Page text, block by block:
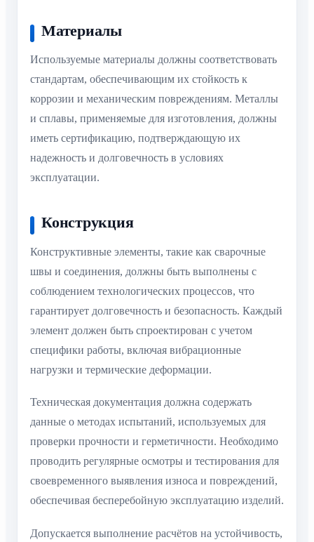
Материалы
Используемые материалы должны соответствовать
стандартам, обеспечивающим их стойкость к
коррозии и механическим повреждениям. Металлы
и сплавы, применяемые для изготовления, должны
иметь сертификацию, подтверждающую их
надежность и долговечность в условиях
эксплуатации.
Конструкция
Конструктивные элементы, такие как сварочные
швы и соединения, должны быть выполнены с
соблюдением технологических процессов, что
гарантирует долговечность и безопасность. Каждый
элемент должен быть спроектирован с учетом
специфики работы, включая вибрационные
нагрузки и термические деформации.
Техническая документация должна содержать
данные о методах испытаний, используемых для
проверки прочности и герметичности. Необходимо
проводить регулярные осмотры и тестирования для
своевременного выявления износа и повреждений,
обеспечивая бесперебойную эксплуатацию изделий.
Допускается выполнение расчётов на устойчивость,